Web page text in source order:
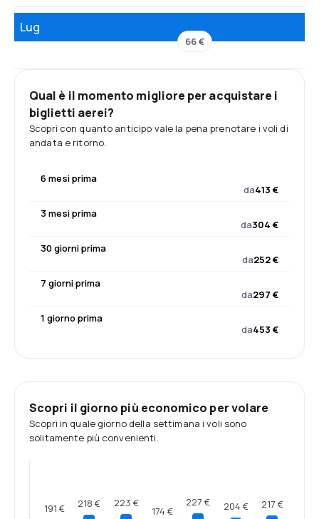
Lug
66 €
Qual è il momento migliore per acquistare i
biglietti aerei?
Scopri con quanto anticipo vale la pena prenotare i voli di
andata e ritorno.
6 mesi prima
da413 €
3 mesi prima
da304 €
30 giorni prima
da252 €
7 giorni prima
da297 €
1 giorno prima
da453 €
Scopri il giorno più economico per volare
Scopri in quale giorno della settimana i voli sono
solitamente più convenienti.
191 € 218 € 223 €
174 €
227 € 204 € 217 €